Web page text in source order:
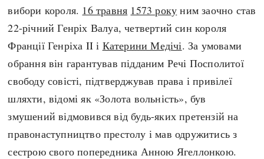
Чудеса світу
Регіони
Австралія
Азія
Америка
А(нта)рктика
Африка
Європа
Індекси
Нові статті
Популярні статті
Всі статті
Визначальні події
#Хештеги
Автори
вибори короля. 16 травня 1573 року ним заочно став
22-річний Генріх Валуа, четвертий син короля
Франції Генріха II і Катерини Медічі. За умовами
обрання він гарантував підданим Речі Посполитої
свободу совісті, підтверджував права і привілеї
шляхти, відомі як «Золота вольність», був
змушений відмовився від будь-яких претензій на
правонаступництво престолу і мав одружитись з
сестрою свого попередника Анною Ягеллонкою.